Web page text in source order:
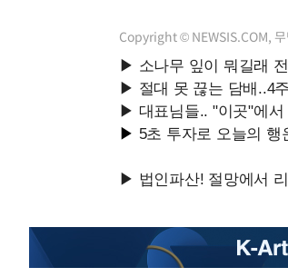
Copyright © NEWSIS.COM, 무